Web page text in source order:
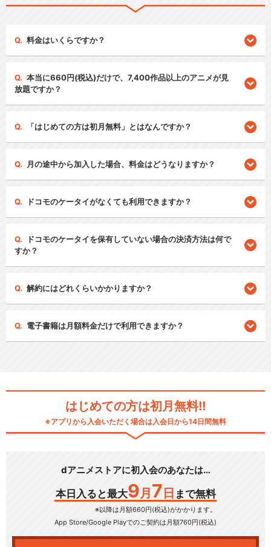
料金はいくらですか？
本当に660円(税込)だけで、7,400作品以上のアニメが見
放題ですか？
「はじめての方は初月無料」とはなんですか？
月の途中から加入した場合、料金はどうなりますか？
ドコモのケータイがなくても利用できますか？
ドコモのケータイを保有していない場合の決済方法は何で
すか？
解約にはどれくらいかかりますか？
電子書籍は月額料金だけで利用できますか？
はじめての方は初月無料!!
※アプリから入会いただく場合は入会日から14日間無料
dアニメストアに初入会のあなたは…
本日入ると最大9 月 7 日 まで無料
※以降は月額660円(税込)がかかります。
App Store/Google Playでのご契約は月額760円(税込)